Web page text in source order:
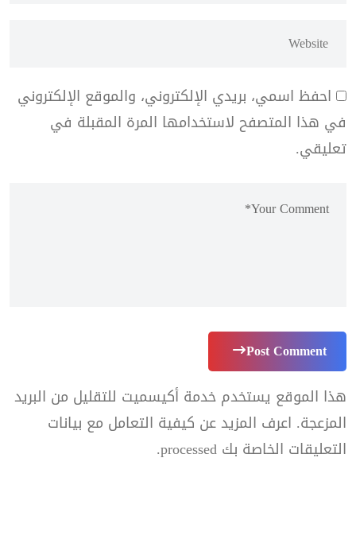
احفظ اسمي، بريدي الإلكتروني، والموقع الإلكتروني
في هذا المتصفح لاستخدامها المرة المقبلة في
تعليقي.
Post Comment
هذا الموقع يستخدم خدمة أكيسميت للتقليل من البريد
المزعجة. اعرف المزيد عن كيفية التعامل مع بيانات
التعليقات الخاصة بك processed
.